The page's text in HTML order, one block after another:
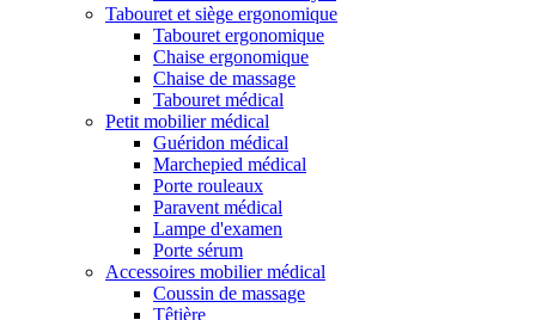
Tabouret et siège ergonomique
Tabouret ergonomique
Chaise ergonomique
Chaise de massage
Tabouret médical
Petit mobilier médical
Guéridon médical
Marchepied médical
Porte rouleaux
Paravent médical
Lampe d'examen
Porte sérum
Accessoires mobilier médical
Coussin de massage
Têtière